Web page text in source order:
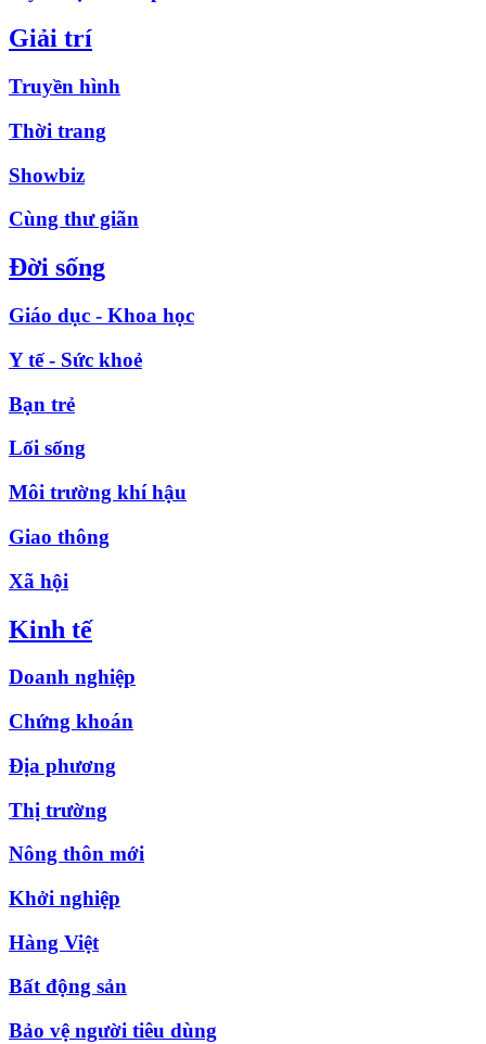
Giải trí
Truyền hình
Thời trang
Showbiz
Cùng thư giãn
Đời sống
Giáo dục - Khoa học
Y tế - Sức khoẻ
Bạn trẻ
Lối sống
Môi trường khí hậu
Giao thông
Xã hội
Kinh tế
Doanh nghiệp
Chứng khoán
Địa phương
Thị trường
Nông thôn mới
Khởi nghiệp
Hàng Việt
Bất động sản
Bảo vệ người tiêu dùng